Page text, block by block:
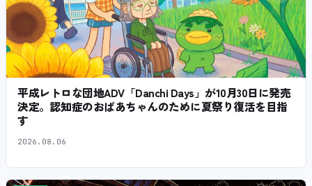
平成レトロな団地ADV「Danchi Days」が10月30日に発売
決定。認知症のおばあちゃんのために夏祭り復活を目指
す
2026.08.06